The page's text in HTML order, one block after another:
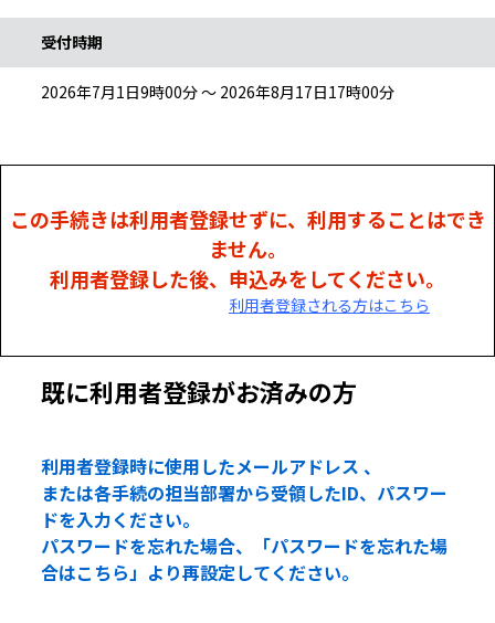
受付時期
2026年7月1日9時00分 ～ 2026年8月17日17時00分
この手続きは利用者登録せずに、利用することはでき
ません。
利用者登録した後、申込みをしてください。
利用者登録される方はこちら
既に利用者登録がお済みの方
利用者登録時に使用したメールアドレス 、
または各手続の担当部署から受領したID、パスワー
ドを入力ください。
パスワードを忘れた場合、「パスワードを忘れた場
合はこちら」より再設定してください。